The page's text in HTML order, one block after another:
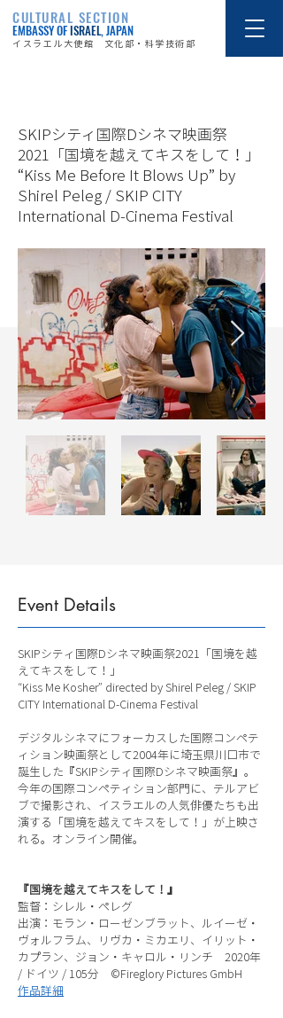
CULTURAL SECTION
EMBASSY OFISRAEL, JAPAN
イスラエル大使館 文化部・科学技術部
SKIPシティ国際Dシネマ映画祭
2021「国境を越えてキスをして！」
“Kiss Me Before It Blows Up” by
Shirel Peleg / SKIP CITY
International D-Cinema Festival
Event Details
SKIPシティ国際Dシネマ映画祭2021「国境を越
えてキスをして！」
“Kiss Me Kosher” directed by Shirel Peleg / SKIP
CITY International D-Cinema Festival
デジタルシネマにフォーカスした国際コンペテ
ィション映画祭として2004年に埼玉県川口市で
誕生した『SKIPシティ国際Dシネマ映画祭』。
今年の国際コンペティション部門に、テルアビ
ブで撮影され、イスラエルの人気俳優たちも出
演する「国境を越えてキスをして！」が上映さ
れる。オンライン開催。
『国境を越えてキスをして！』
監督：シレル・ぺレグ
出演：モラン・ローゼンブラット、ルイーゼ・
ヴォルフラム、リヴカ・ミカエリ、イリット・
カプラン、ジョン・キャロル・リンチ 2020年
/ ドイツ / 105分 ©Fireglory Pictures GmbH
作品詳細